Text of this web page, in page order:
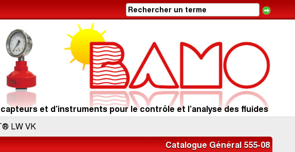
et d’instruments pour le contrôle et l’analyse des fluides
LW VK
Catalogue Général 555-08